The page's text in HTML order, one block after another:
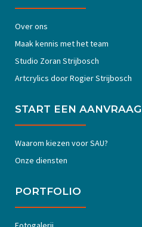
Over ons
Maak kennis met het team
Studio Zoran Strijbosch
Artcrylics door Rogier Strijbosch
START EEN AANVRAAG
Waarom kiezen voor SAU?
Onze diensten
PORTFOLIO